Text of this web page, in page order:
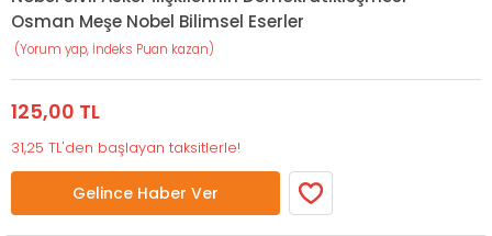
Osman Meşe Nobel Bilimsel Eserler
(Yorum yap, İndeks Puan kazan)
125,00 TL
31,25 TL'den başlayan taksitlerle!
Gelince Haber Ver